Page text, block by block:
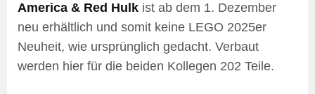
America & Red Hulk ist ab dem 1. Dezember
neu erhältlich und somit keine LEGO 2025er
Neuheit, wie ursprünglich gedacht. Verbaut
werden hier für die beiden Kollegen 202 Teile.